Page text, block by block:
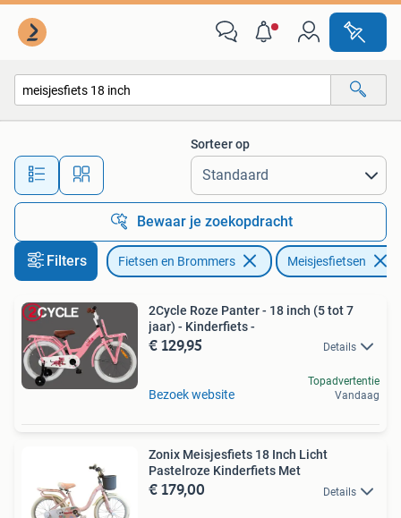
Alle afstanden…
Sorteer op
Bewaar je zoekopdracht
Filters Fietsen en Brommers Meisjesfietsen
2Cycle Roze Panter - 18 inch (5 tot 7
jaar) - Kinderfiets -
€ 129,95 Details
Bezoek website
Topadvertentie
Vandaag
Zonix Meisjesfiets 18 Inch Licht
Pastelroze Kinderfiets Met
€ 179,00 Details